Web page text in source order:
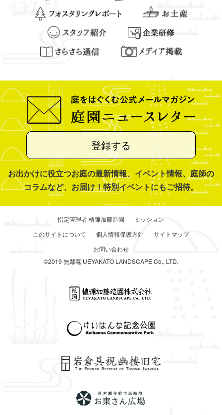
登録する
お出かけに役立つお庭の最新情報、イベント情報、庭師の
コラムなど、お届け！特別イベントにもご招待。
指定管理者 植彌加藤造園
ミッション
このサイトについて
個人情報保護方針
サイトマップ
お問い合わせ
©2019 無鄰菴 UEYAKATO LANDSCAPE Co., LTD.